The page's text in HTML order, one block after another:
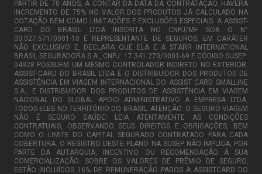
PARTIR DE 70 ANOS, A CONTAR DA DATA DA CONTRATAÇÃO, HAVERÁ
INCREMENTO DE 75% NO VALOR DOS PRODUTOS JÁ CALCULADO NA
COTAÇÃO BEM COMO LIMITAÇÕES E EXCLUSÕES ESPECIAIS. A ASSIST-
CARD DO BRASIL LTDA INSCRITA NO CNPJ/MF SOB O N°
00.027.571/0001-10 É REPRESENTANTE DE SEGUROS, EM CARÁTER
NÃO EXCLUSIVO E, DECLARA QUE ELA E A STARR INTERNATIONAL
BRASIL SEGURADORA S.A., CNPJ: 17.341.270/0001-69 E CÓDIGO SUSEP:
04928 POSSUEM UM MESMO CONTROLADOR INDIRETO NO EXTERIOR.
ASSIST-CARD DO BRASIL LTDA É O DISTRIBUIDOR DOS PRODUTOS DE
ASSISTÊNCIA EM VIAGEM INTERNACIONAL DO ASSIST CARD SMALLINE
S.A., E DISTRIBUIDOR DOS PRODUTOS DE ASSISTÊNCIA EM VIAGEM
NACIONAL DO GLOBAL APOIO ADMINISTRATIVO A EMPRESA LTDA,
TODOS ELES NO TERRITÓRIO DO BRASIL. ATENÇÃO: O SEGURO VIAGEM
NÃO É SEGURO SAÚDE! LEIA ATENTAMENTE AS CONDIÇÕES
CONTRATUAIS, OBSERVANDO SEUS DIREITOS E OBRIGAÇÕES, BEM
COMO O LIMITE DO CAPITAL SEGURADO CONTRATADO PARA CADA
COBERTURA. O REGISTRO DESTE PLANO NA SUSEP NÃO IMPLICA, POR
PARTE DA AUTARQUIA, INCENTIVO OU RECOMENDAÇÃO À SUA
COMERCIALIZAÇÃO. SOBRE OS VALORES DE PRÊMIO DE SEGURO,
ESTÃO INCLUÍDOS 16% DE REMUNERAÇÃO PAGOS À ASSISTCARD DO